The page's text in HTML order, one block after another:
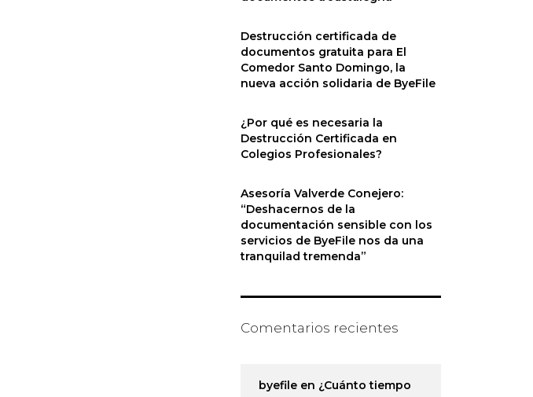
Destrucción certificada de
documentos gratuita para El
Comedor Santo Domingo, la
nueva acción solidaria de ByeFile
¿Por qué es necesaria la
Destrucción Certificada en
Colegios Profesionales?
Asesoría Valverde Conejero:
“Deshacernos de la
documentación sensible con los
servicios de ByeFile nos da una
tranquilad tremenda”
Comentarios recientes
byefile en ¿Cuánto tiempo